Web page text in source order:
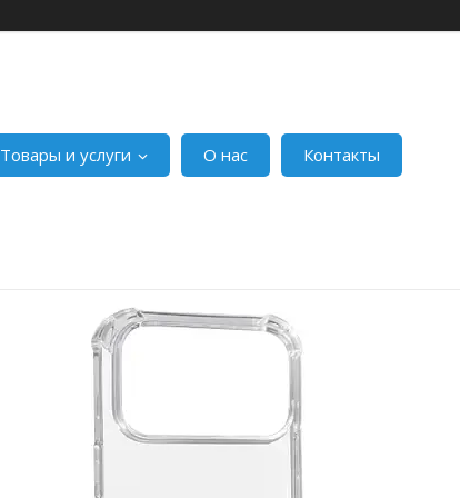
Товары и услуги О нас Контакты